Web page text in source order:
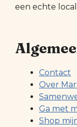
een echte
Contact
Over
Ga met
Shop